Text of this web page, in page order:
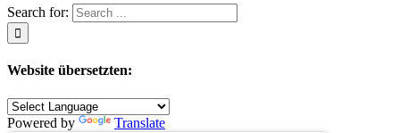
Search for:
Website übersetzten:
Powered by Translate